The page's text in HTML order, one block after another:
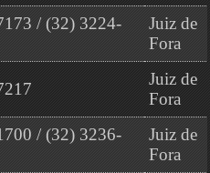
/ (32) 3224-
Juiz de
Fora
Juiz de
Fora
/ (32) 3236-
Juiz de
Fora